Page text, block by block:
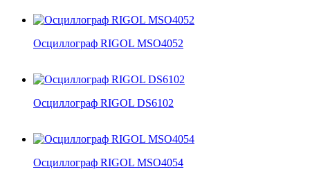
Осциллограф RIGOL MSO4052
Осциллограф RIGOL DS6102
Осциллограф RIGOL MSO4054